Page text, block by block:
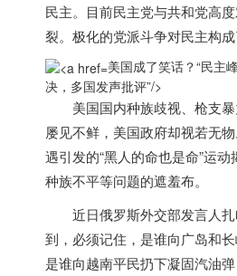
民主。目前民主党与共和党高
裂。极化的党派斗争对民主构成
美国成了笑话？“民主
决，多国发声批评”/>
美国国内种族歧视、枪支
屡见不鲜， 美国政府却视若无
遇引发的“黑人的命也是命”运
种族不平等问题的遮羞布。
近日俄罗斯外交部发言人
到，必须记住，是谁向广岛和
是谁向越南平民扔下凝固汽油